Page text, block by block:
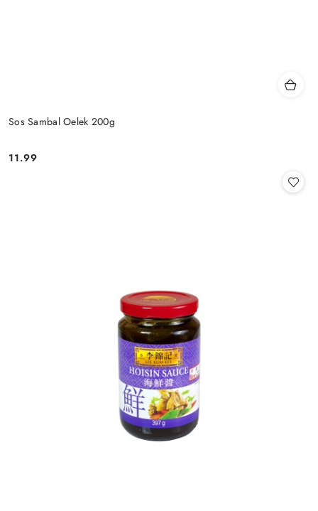
Sos Sambal Oelek 200g
Cena:
11.99